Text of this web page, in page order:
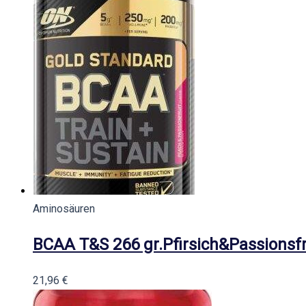
Aminosäuren
BCAA T&S 266
21,96 €